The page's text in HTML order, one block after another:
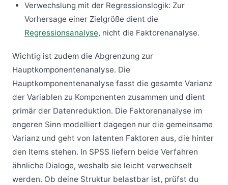
Verwechslung mit der Regressionslogik: Zur
Vorhersage einer Zielgröße dient die
Regressionsanalyse, nicht die Faktorenanalyse.
Wichtig ist zudem die Abgrenzung zur
Hauptkomponentenanalyse. Die
Hauptkomponentenanalyse fasst die gesamte Varianz
der Variablen zu Komponenten zusammen und dient
primär der Datenreduktion. Die Faktorenanalyse im
engeren Sinn modelliert dagegen nur die gemeinsame
Varianz und geht von latenten Faktoren aus, die hinter
den Items stehen. In SPSS liefern beide Verfahren
ähnliche Dialoge, weshalb sie leicht verwechselt
werden. Ob deine Struktur belastbar ist, prüfst du